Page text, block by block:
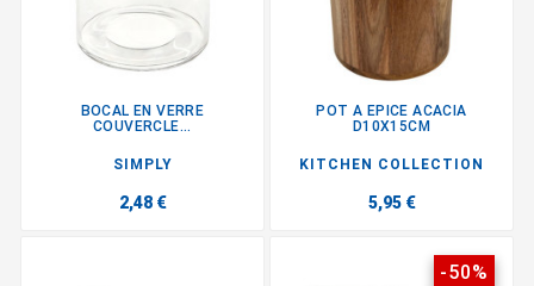
BOCAL EN VERRE
COUVERCLE...
SIMPLY
2,48 €
POT A EPICE ACACIA
D10X15CM
KITCHEN COLLECTION
5,95 €
-50%